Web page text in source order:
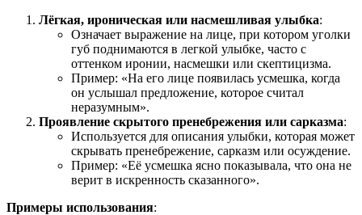
Лёгкая, ироническая или насмешливая улыбка:
Означает выражение на лице, при котором уголки
губ поднимаются в легкой улыбке, часто с
оттенком иронии, насмешки или скептицизма.
Пример: «На его лице появилась усмешка, когда
он услышал предложение, которое считал
неразумным».
Проявление скрытого пренебрежения или сарказма:
Используется для описания улыбки, которая может
скрывать пренебрежение, сарказм или осуждение.
Пример: «Её усмешка ясно показывала, что она не
верит в искренность сказанного».
Примеры использования: